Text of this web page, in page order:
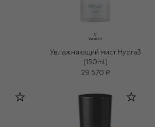
Увлажняющий мист Hydra3
(150ml)
29 570 ₽